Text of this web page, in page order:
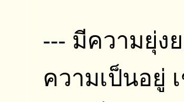
--- มีความยุ่ง
ความเป็นอยู่